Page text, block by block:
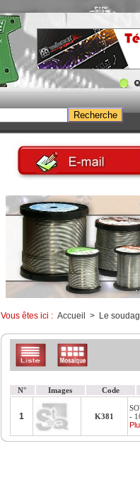
Vous êtes ici : Accueil > Le
N° Images Code
1 K381
-